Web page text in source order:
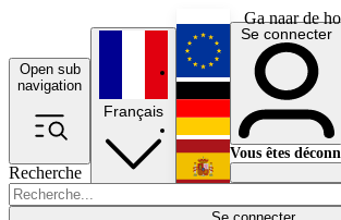
Ga naar de
Open sub
navigation
Recherche
Se connecter
Français
English
Deutsch
Español
Se connecter
Vous êtes